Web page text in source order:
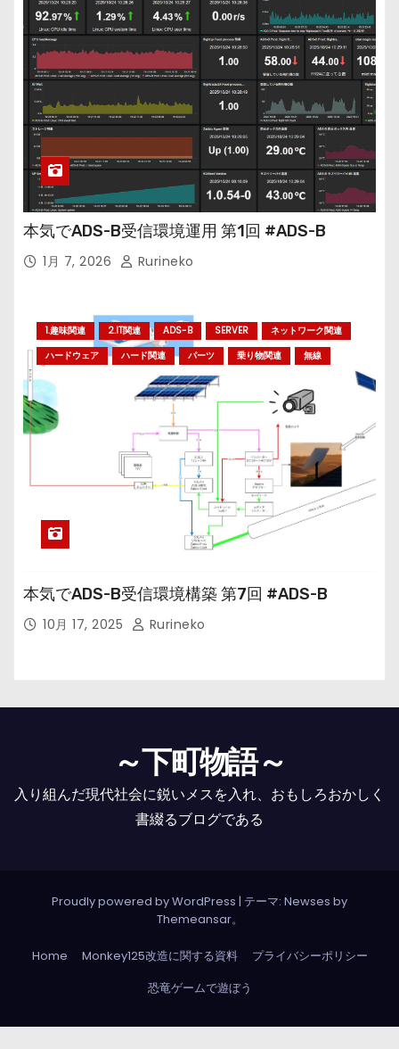
本気でADS-B受信環境運用 第1回 #ADS-B
1月 7, 2026 Rurineko
1.趣味関連 2.IT関連 ADS-B SERVER
ネットワーク関連
ハードウェア
ハード関連 パーツ 乗り物関連 無線
本気でADS-B受信環境構築 第7回 #ADS-B
10月 17, 2025 Rurineko
～下町物語～
入り組んだ現代社会に鋭いメスを入れ、おもしろおかしく
書綴るブログである
Proudly powered by WordPress | テーマ: Newses by
Themeansar。
Home Monkey125改造に関する資料
プライバシーポリシー
恐竜ゲームで遊ぼう